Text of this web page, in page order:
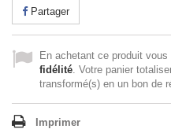
Partager
En achetant ce produit
fidélité. Votre panier
transformé(s) en un bon de
Imprimer